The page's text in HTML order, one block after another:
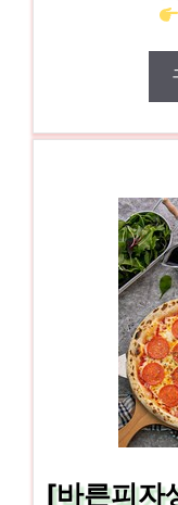
[바른피자